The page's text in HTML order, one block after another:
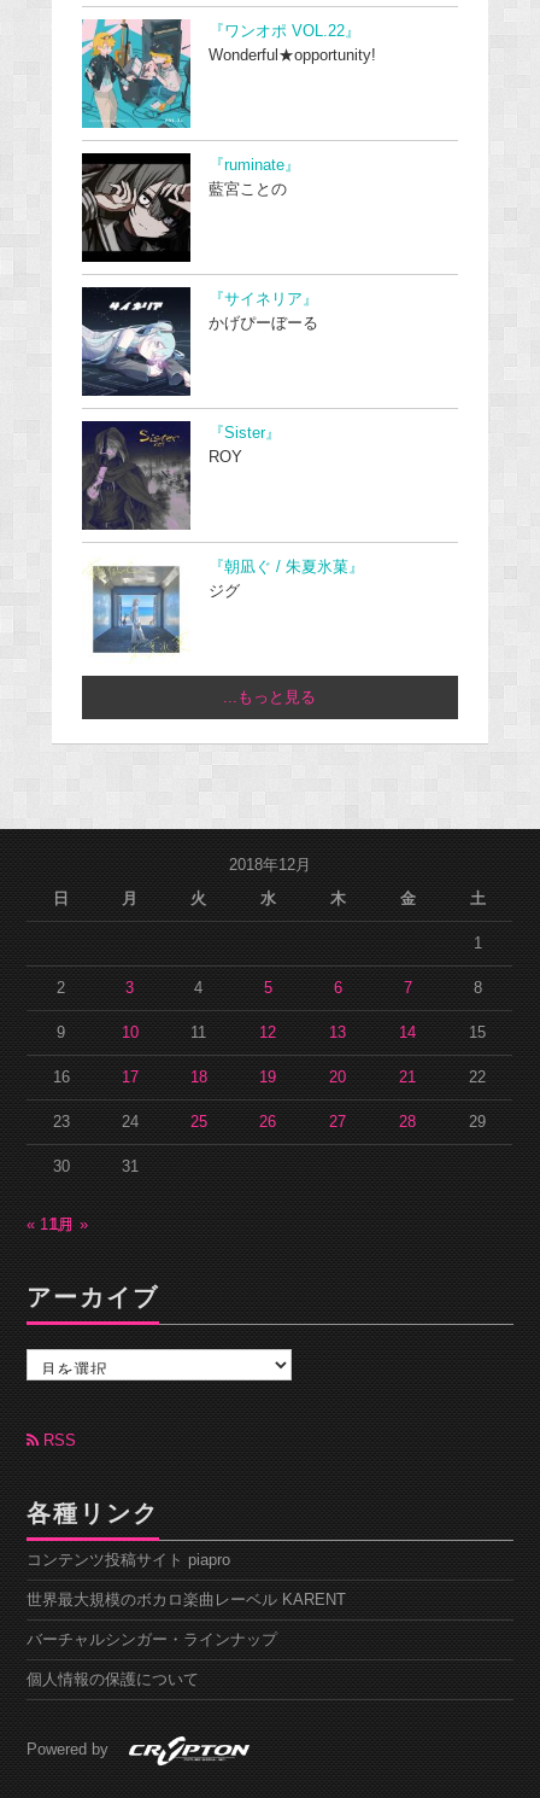
『ワンオポ VOL.22』
Wonderful★opportunity!
『ruminate』
藍宮ことの
『サイネリア』
かげぴーぼーる
『Sister』
ROY
『朝凪ぐ / 朱夏氷菓』
ジグ
...もっと見る
2018年12月
日
月 火 水 木 金 土
1
2 3 4 5 6 7 8
9 10 11 12 13 14 15
16 17 18 19 20 21 22
23 24 25 26 27 28 29
30 31
« 11月1月 »
アーカイブ
カ
ブRSS
各種リンク
コンテンツ投稿サイト piapro
世界最大規模のボカロ楽曲レーベル KARENT
バーチャルシンガー・ラインナップ
個人情報の保護について
Powered by